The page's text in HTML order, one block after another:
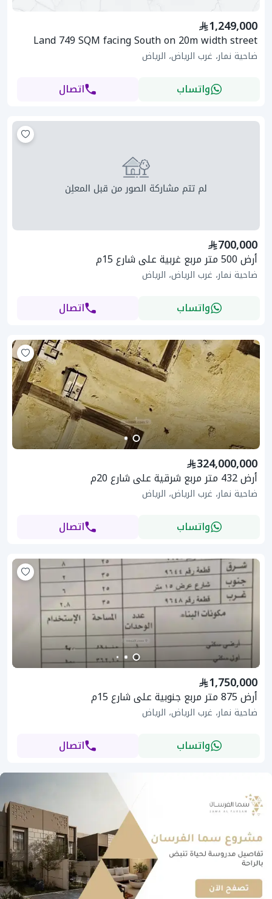
1,249,000
Land 749 SQM facing South on 20m width street
ضاحية نمار، غرب الرياض، الرياض
واتساب اتصال
700,000
أرض 500 متر مربع غربية على شارع 15م
ضاحية نمار، غرب الرياض، الرياض
واتساب اتصال
324,000,000
أرض 432 متر مربع شرقية على شارع 20م
ضاحية نمار، غرب الرياض، الرياض
واتساب اتصال
1,750,000
أرض 875 متر مربع جنوبية على شارع 15م
ضاحية نمار، غرب الرياض، الرياض
واتساب اتصال